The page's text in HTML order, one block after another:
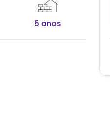
5 anos